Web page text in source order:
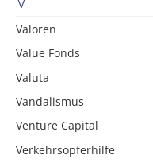
Valoren
Value Fonds
Valuta
Vandalismus
Venture Capital
Verkehrsopferhilfe